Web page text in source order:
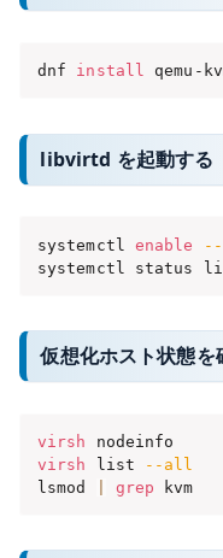
dnf install
libvirtd を起動する
systemctl enable --
systemctl status
仮想化ホスト状態を
virsh
virsh list
--all
lsmod
grep kvm